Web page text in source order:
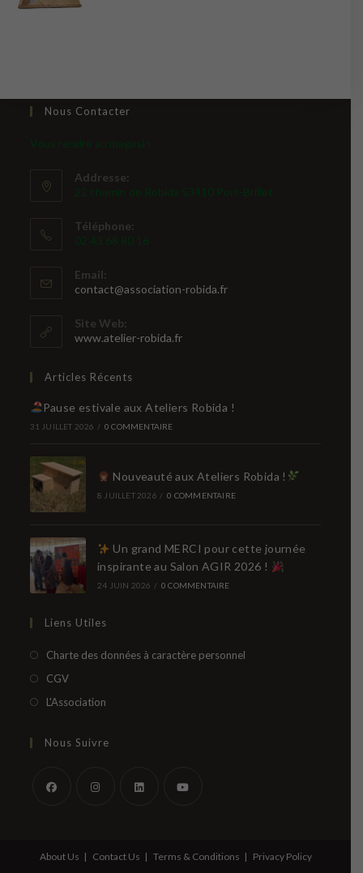
Nous Contacter
Vous rendre au magasin
Addresse:
22 chemin de Robida 53410 Port-Brillet
Téléphone:
02 43 68 80 16
Email:
contact@association-robida.frS’ouvre
Site Web:
www.atelier-robida.fr
Articles Récents
Pause estivale aux Ateliers Robida !
31 JUILLET 2026 / 0 COMMENTAIRE
Nouveauté aux Ateliers Robida !
8 JUILLET 2026 / 0 COMMENTAIRE
Un grand MERCI pour cette journée
inspirante au Salon AGIR 2026 !
24 JUIN 2026 / 0 COMMENTAIRE
Liens Utiles
Charte des données à caractère personnelS’ouvre
CGVS’ouvre
dans
nouvel
L'AssociationS’ouvre
un
onglet
Nous Suivre
un
un
un
un
About Us Contact Us Terms & Conditions Privacy Policy